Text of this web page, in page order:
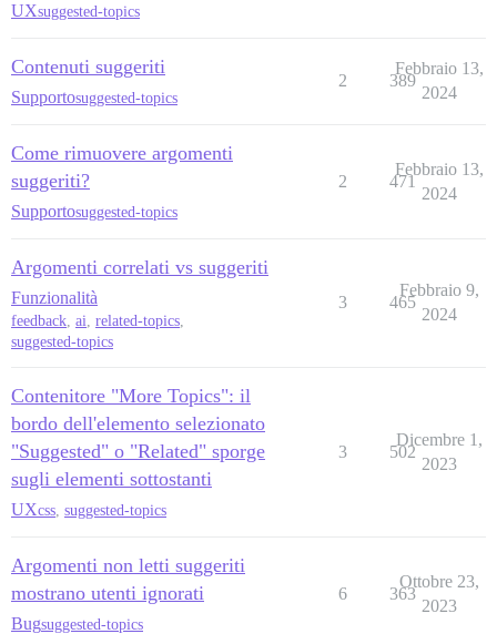
UXsuggested-topics
Contenuti suggeriti
Supportosuggested-topics
2 389
Febbraio 13,
2024
Come rimuovere argomenti
suggeriti?
Supportosuggested-topics
2 471
Febbraio 13,
2024
Argomenti correlati vs suggeriti
Funzionalità
feedback, ai, related-topics,
suggested-topics
3 465
Febbraio 9,
2024
Contenitore "More Topics": il
bordo dell'elemento selezionato
"Suggested" o "Related" sporge
sugli elementi sottostanti
UXcss suggested-topics
3 502
Dicembre 1,
2023
Argomenti non letti suggeriti
mostrano utenti ignorati
Bugsuggested-topics
6 363
Ottobre 23,
2023